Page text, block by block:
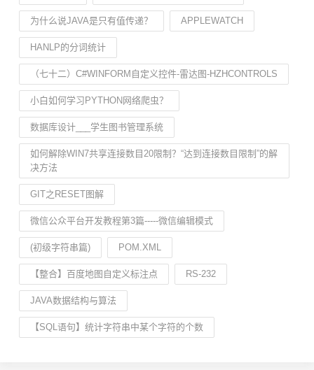
为什么说JAVA是只有值传递？ APPLEWATCH
HANLP的分词统计
（七十二）C#WINFORM自定义控件-雷达图-HZHCONTROLS
小白如何学习PYTHON网络爬虫？
数据库设计___学生图书管理系统
如何解除WIN7共享连接数目20限制？“达到连接数目限制”的解
决方法
GIT之RESET图解
微信公众平台开发教程第3篇-----微信编辑模式
(初级字符串篇) POM.XML
【整合】百度地图自定义标注点 RS-232
JAVA数据结构与算法
【SQL语句】统计字符串中某个字符的个数